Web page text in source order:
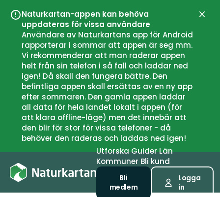
Naturkartan-appen kan behöva
uppdateras för vissa användare
Användare av Naturkartans app för Android
rapporterar i sommar att appen är seg mm.
Vi rekommenderar att man raderar appen
helt från sin telefon i så fall och laddar ned
igen! Då skall den fungera bättre. Den
befintliga appen skall ersättas av en ny app
efter sommaren. Den gamla appen laddar
all data för hela landet lokalt i appen (för
att klara offline-läge) men det innebär att
den blir för stor för vissa telefoner - då
behöver den raderas och laddas ned igen!
UtforskaGuiderLän
Kommuner Bli kund
Bli
medlem
Logga
in